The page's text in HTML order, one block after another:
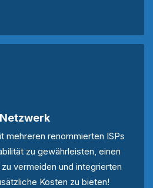
mehreren renommierten ISPs
zu gewährleisten, einen
vermeiden und integrierten
Kosten zu bieten!